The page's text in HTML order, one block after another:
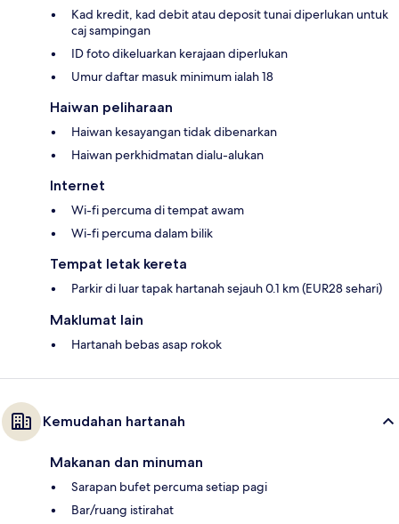
Kad kredit, kad debit atau deposit tunai diperlukan untuk
caj sampingan
ID foto dikeluarkan kerajaan diperlukan
Umur daftar masuk minimum ialah 18
Haiwan peliharaan
Haiwan kesayangan tidak dibenarkan
Haiwan perkhidmatan dialu-alukan
Internet
Wi-fi percuma di tempat awam
Wi-fi percuma dalam bilik
Tempat letak kereta
Parkir di luar tapak hartanah sejauh 0.1 km (EUR28 sehari)
Maklumat lain
Hartanah bebas asap rokok
Kemudahan hartanah
Makanan dan minuman
Sarapan bufet percuma setiap pagi
Bar/ruang istirahat